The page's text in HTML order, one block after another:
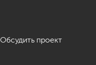
Обсудить проект